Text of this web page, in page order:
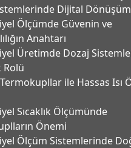
Dijital Dönüşüm
Ölçümde Güvenin ve
Anahtarı
Üretimde Dozaj
Rolü
ile Hassas Isı
Sıcaklık Ölçümünde
Önemi
Ölçüm Sistemlerinde